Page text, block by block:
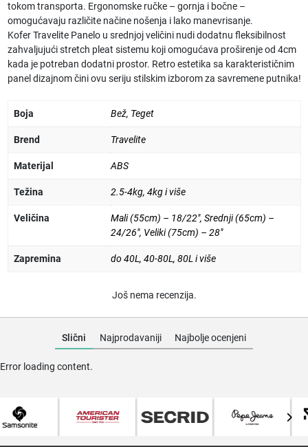
tokom transporta. Ergonomske ručke – gornja i bočne –
omogućavaju različite načine nošenja i lako manevrisanje.
Kofer Travelite Panelo u srednjoj veličini nudi dodatnu fleksibilnost
zahvaljujući stretch pleat sistemu koji omogućava proširenje od 4cm
kada je potreban dodatni prostor. Retro estetika sa karakterističnim
panel dizajnom čini ovu seriju stilskim izborom za savremene putnika!
Boja Bež, Teget
Brend Travelite
Materijal ABS
Težina 2.5-4kg, 4kg i više
Veličina Mali (55cm) – 18/22", Srednji (65cm) –
24/26", Veliki (75cm) – 28"
Zapremina do 40L, 40-80L, 80L i više
Još nema recenzija.
Slični Najprodavaniji Najbolje ocenjeni
Error loading content.